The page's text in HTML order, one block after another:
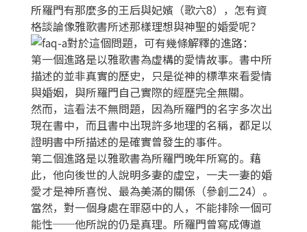
所羅門有那麼多的王后與妃嬪（歌六8），怎有資
格談論像雅歌書所述那樣理想與神聖的婚愛呢？
對於這個問題，可有幾條解釋的進路：
第一個進路是以雅歌書為虛構的愛情故事。書中所
描述的並非真實的歷史，只是從神的標準來看愛情
與婚姻，與所羅門自己實際的經歷完全無關。
然而，這看法不無問題，因為所羅門的名字多次出
現在書中，而且書中出現許多地理的名稱，都足以
證明書中所描述的是確實曾發生的事件。
第二個進路是以雅歌書為所羅門晚年所寫的。藉
此，他向後世的人說明多妻的虛空，一夫一妻的婚
愛才是神所喜悅、最為美滿的關係（參創二24）。
當然，對一個身處在罪惡中的人，不能排除一個可
能性──他所說的仍是真理。所羅門曾寫成傳道